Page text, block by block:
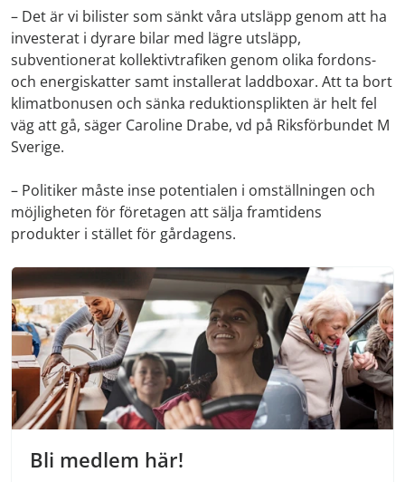
– Det är vi bilister som sänkt våra utsläpp genom att ha
investerat i dyrare bilar med lägre utsläpp,
subventionerat kollektivtrafiken genom olika fordons-
och energiskatter samt installerat laddboxar. Att ta bort
klimatbonusen och sänka reduktionsplikten är helt fel
väg att gå, säger Caroline Drabe, vd på Riksförbundet M
Sverige.
– Politiker måste inse potentialen i omställningen och
möjligheten för företagen att sälja framtidens
produkter i stället för gårdagens.
Bli medlem här!